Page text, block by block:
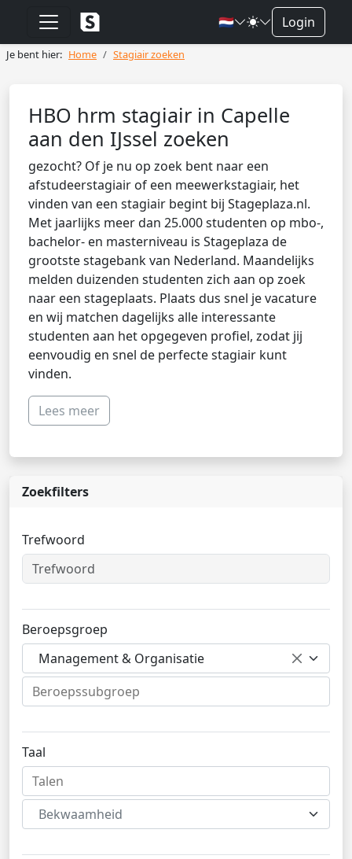
🇳🇱 Login
Je bent hier: Home Stagiair zoeken
HBO hrm stagiair in Capelle
aan den IJssel zoeken
gezocht? Of je nu op zoek bent naar een
afstudeerstagiair of een meewerkstagiair, het
vinden van een stagiair begint bij Stageplaza.nl.
Met jaarlijks meer dan 25.000 studenten op mbo-,
bachelor- en masterniveau is Stageplaza de
grootste stagebank van Nederland. Maandelijks
melden duizenden studenten zich aan op zoek
naar een stageplaats. Plaats dus snel je vacature
en wij matchen dagelijks alle interessante
studenten aan het opgegeven profiel, zodat jij
eenvoudig en snel de perfecte stagiair kunt
vinden.
Lees meer
Zoekfilters
Trefwoord
Beroepsgroep
Management & Organisatie
Taal
Bekwaamheid